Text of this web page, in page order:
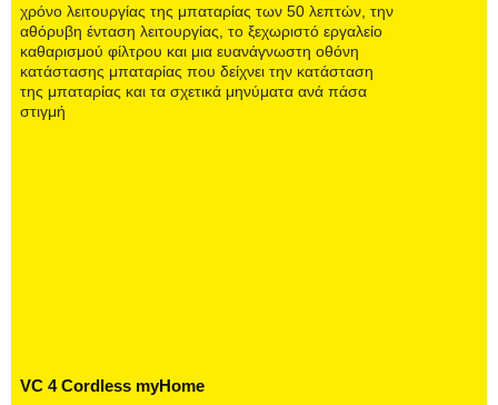
χρόνο λειτουργίας της μπαταρίας των 50 λεπτών, την
αθόρυβη ένταση λειτουργίας, το ξεχωριστό εργαλείο
καθαρισμού φίλτρου και μια ευανάγνωστη οθόνη
κατάστασης μπαταρίας που δείχνει την κατάσταση
της μπαταρίας και τα σχετικά μηνύματα ανά πάσα
στιγμή
VC 4 Cordless myHome